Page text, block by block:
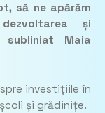
să ne apărăm
și
Maia
investițiile în
și grădinițe.